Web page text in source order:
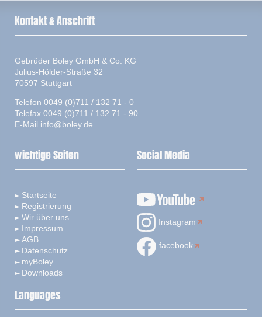
Kontakt & Anschrift
Gebrüder Boley GmbH & Co. KG
Julius-Hölder-Straße 32
70597 Stuttgart
Telefon 0049 (0)711 / 132 71 - 0
Telefax 0049 (0)711 / 132 71 - 90
E-Mail info@boley.de
wichtige Seiten
Startseite
Registrierung
Wir über uns
Impressum
AGB
Datenschutz
myBoley
Downloads
Social Media
Instagram
facebook
Languages